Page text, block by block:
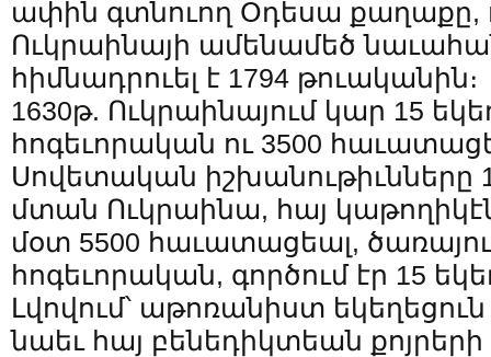
ափին գտնուող Օդեսա քաղաքը,
Ուկրաինայի ամենամեծ
հիմնադրուել է 1794 թուականին։
1630թ. Ուկրաինայում կար 15
հոգեւորական ու 3500
Սովետական իշխանութիւնները
մտան Ուկրաինա, հայ
մօտ 5500 հաւատացեալ,
հոգեւորական, գործում էր 15
Լվովում՝ աթոռանիստ եկեղեցուն
նաեւ հայ բենեդիկտեան